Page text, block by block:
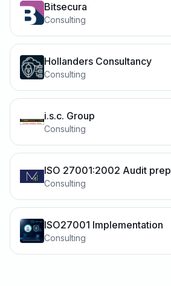
Bitsecura
Consulting
Hollanders Consultancy
Consulting
i.s.c. Group
Consulting
ISO 27001:2002 Audit prep
Consulting
ISO27001 Implementation
Consulting